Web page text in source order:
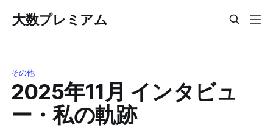
大数プレミアム
その他
2025年11月 インタビュ
ー・私の軌跡